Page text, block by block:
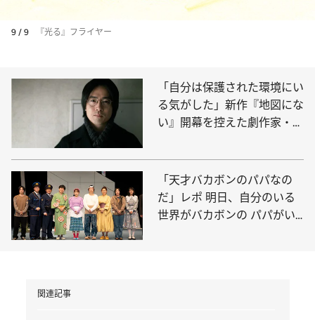
9 / 9 『光る』フライヤー
「自分は保護された環境にい
る気がした」新作『地図にな
い』開幕を控えた劇作家・玉
づいたこと
「天才バカボンのパパなの
だ」レポ 明日、自分のいる
世界がバカボンの パパがい
関連記事